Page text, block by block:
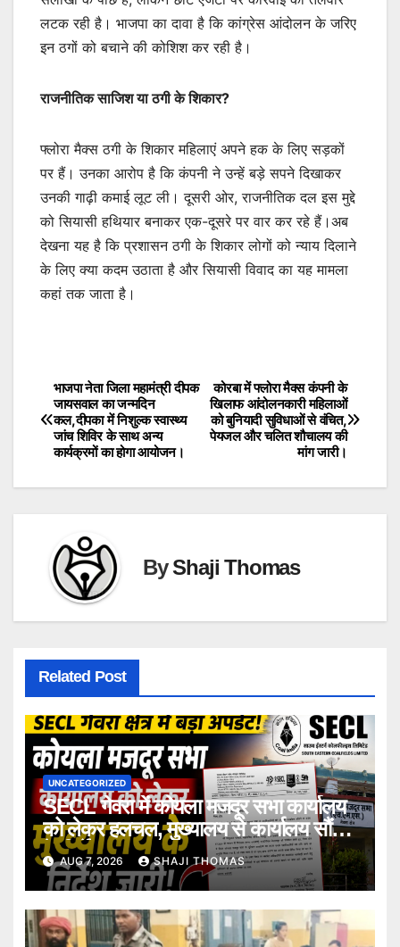
लटक रही है। भाजपा का दावा है कि कांग्रेस आंदोलन के जरिए
इन ठगों को बचाने की कोशिश कर रही है।
राजनीतिक साजिश या ठगी के शिकार?
फ्लोरा मैक्स ठगी के शिकार महिलाएं अपने हक के लिए सड़कों
पर हैं। उनका आरोप है कि कंपनी ने उन्हें बड़े सपने दिखाकर
उनकी गाढ़ी कमाई लूट ली। दूसरी ओर, राजनीतिक दल इस मुद्दे
को सियासी हथियार बनाकर एक-दूसरे पर वार कर रहे हैं।अब
देखना यह है कि प्रशासन ठगी के शिकार लोगों को न्याय दिलाने
के लिए क्या कदम उठाता है और सियासी विवाद का यह मामला
कहां तक जाता है।
Post
navigation
कोरबा में फ्लोरा मैक्स कंपनी के
खिलाफ आंदोलनकारी महिलाओं
को बुनियादी सुविधाओं से वंचित,
पेयजल और चलित शौचालय की
मांग जारी।
भाजपा नेता जिला महामंत्री दीपक
जायसवाल का जन्मदिन
कल,दीपका में निशुल्क स्वास्थ्य
जांच शिविर के साथ अन्य
कार्यक्रमों का होगा आयोजन।
ByShaji Thomas
Related Post
UNCATEGORIZED
SECL गेवरा में कोयला मजदूर सभा कार्यालय
को लेकर हलचल, मुख्यालय से कार्यालय सौंपने
के निर्देश।
AUG 7, 2026 SHAJI THOMAS